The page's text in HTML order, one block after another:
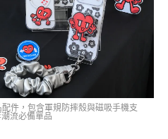
件，包含軍規防摔殼與磁吸手機支
流必備單品